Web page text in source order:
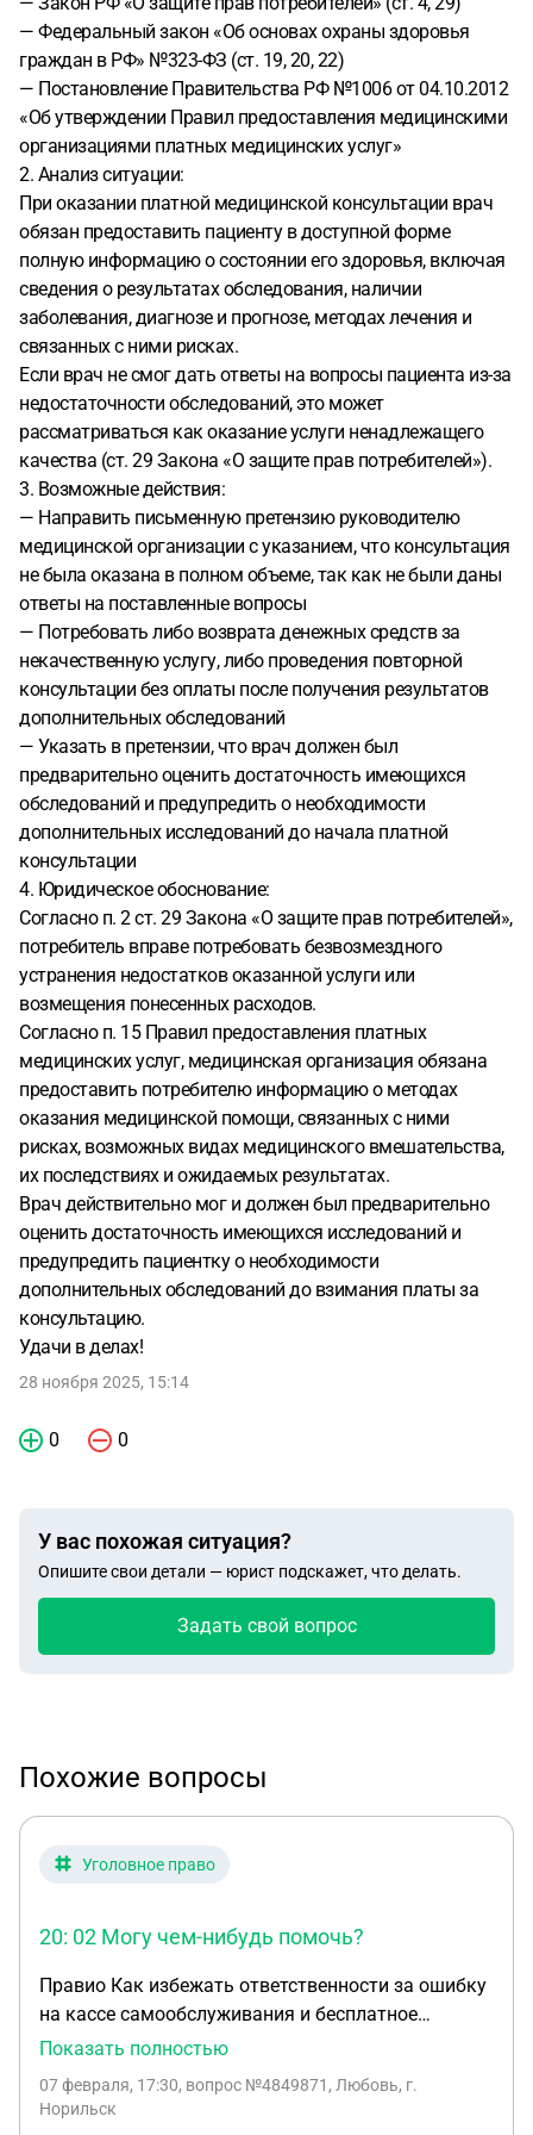
— Федеральный закон «Об основах охраны здоровья
граждан в РФ» №323-ФЗ (ст. 19, 20, 22)
— Постановление Правительства РФ №1006 от 04.10.2012
«Об утверждении Правил предоставления медицинскими
организациями платных медицинских услуг»
2. Анализ ситуации:
При оказании платной медицинской консультации врач
обязан предоставить пациенту в доступной форме
полную информацию о состоянии его здоровья, включая
сведения о результатах обследования, наличии
заболевания, диагнозе и прогнозе, методах лечения и
связанных с ними рисках.
Если врач не смог дать ответы на вопросы пациента из-за
недостаточности обследований, это может
рассматриваться как оказание услуги ненадлежащего
качества (ст. 29 Закона «О защите прав потребителей»).
3. Возможные действия:
— Направить письменную претензию руководителю
медицинской организации с указанием, что консультация
не была оказана в полном объеме, так как не были даны
ответы на поставленные вопросы
— Потребовать либо возврата денежных средств за
некачественную услугу, либо проведения повторной
консультации без оплаты после получения результатов
дополнительных обследований
— Указать в претензии, что врач должен был
предварительно оценить достаточность имеющихся
обследований и предупредить о необходимости
дополнительных исследований до начала платной
консультации
4. Юридическое обоснование:
Согласно п. 2 ст. 29 Закона «О защите прав потребителей»,
потребитель вправе потребовать безвозмездного
устранения недостатков оказанной услуги или
возмещения понесенных расходов.
Согласно п. 15 Правил предоставления платных
медицинских услуг, медицинская организация обязана
предоставить потребителю информацию о методах
оказания медицинской помощи, связанных с ними
рисках, возможных видах медицинского вмешательства,
их последствиях и ожидаемых результатах.
Врач действительно мог и должен был предварительно
оценить достаточность имеющихся исследований и
предупредить пациентку о необходимости
дополнительных обследований до взимания платы за
консультацию.
Удачи в делах!
28 ноября 2025, 15:14
0 0
У вас похожая ситуация?
Опишите свои детали — юрист подскажет, что делать.
Задать свой вопрос
Похожие вопросы
Уголовное право
20: 02 Могу чем-нибудь помочь?
Правио Как избежать ответственности за ошибку
на кассе самообслуживания и бесплатное
получение товаров Главная / Задать вопрос / #
ответственности за использование ошибки на
Показать полностью
07 февраля, 17:30, вопрос №4849871, Любовь, г.
Норильск